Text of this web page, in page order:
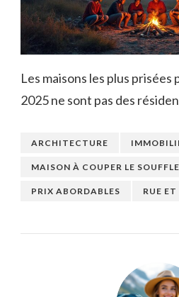
Les maisons les plus
2025 ne sont pas des
ARCHITECTURE
MAISON À COUPER LE SOUFFLE
PRIX ABORDABLES RUE